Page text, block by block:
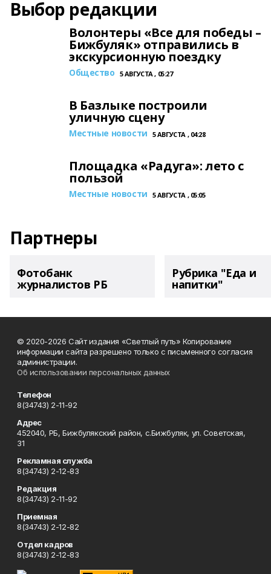
Выбор редакции
Волонтеры «Все для победы –
Бижбуляк» отправились в
экскурсионную поездку
Общество 5 АВГУСТА , 05:27
В Базлыке построили
уличную сцену
Местные новости 5 АВГУСТА , 04:28
Площадка «Радуга»: лето с
пользой
Местные новости 5 АВГУСТА , 05:05
Партнеры
Фотобанк
журналистов РБ
Рубрика "Еда и
напитки"
© 2020-2026 Сайт издания «Светлый путь» Копирование
информации сайта разрешено только с письменного согласия
администрации.
Об использовании персональных данных
Телефон
8(34743) 2-11-92
Адрес
452040, РБ, Бижбулякский район, с.Бижбуляк, ул. Советская,
31
Рекламная служба
8(34743) 2-12-83
Редакция
8(34743) 2-11-92
Приемная
8(34743) 2-12-82
Отдел кадров
8(34743) 2-12-83